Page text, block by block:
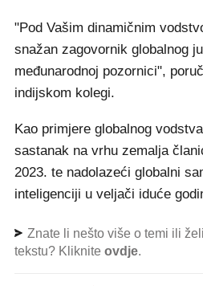
"Pod Vašim dinamičnim
snažan zagovornik globalnog
međunarodnoj pozornici",
indijskom kolegi.
Kao primjere globalnog
sastanak na vrhu zemalja
2023. te nadolazeći globalni
inteligenciji u veljači iduće
Znate li nešto više o temi ili
tekstu? Kliknite ovdje.